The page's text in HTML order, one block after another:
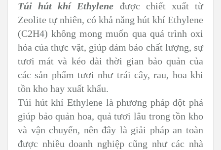
Túi hút khí Ethylene được chiết xuất từ
Zeolite tự nhiên, có khả năng hút khí Ethylene
(C2H4) không mong muốn qua quá trình oxi
hóa của thực vật, giúp đảm bảo chất lượng, sự
tươi mát và kéo dài thời gian bảo quản của
các sản phẩm tươi như trái cây, rau, hoa khi
tồn kho hay xuất khẩu.
Túi hút khí Ethylene là phương pháp đột phá
giúp bảo quản hoa, quả tươi lâu trong tồn kho
và vận chuyển, nên đây là giải pháp an toàn
được nhiều doanh nghiệp cũng như các nhà